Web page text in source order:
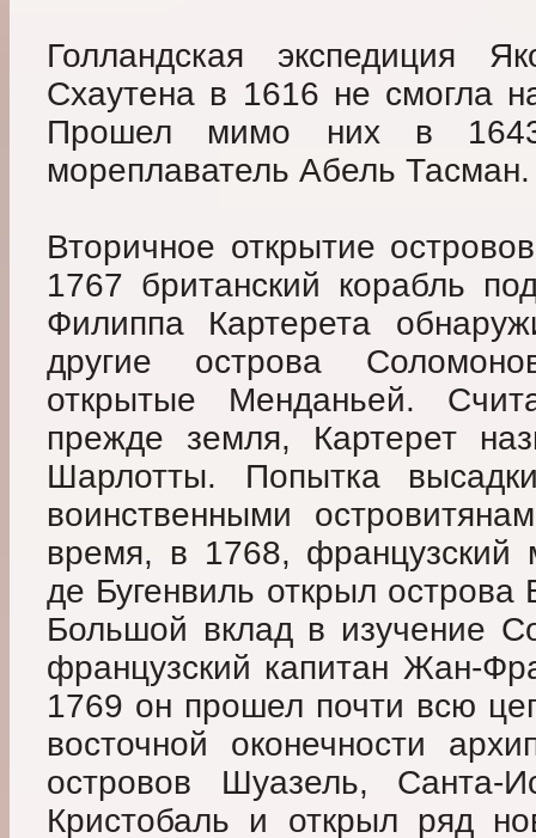
Голландская экспедиция
Схаутена в 1616 не смогла
Прошел мимо них в 1643
мореплаватель Абель Тасман.
Вторичное открытие
1767 британский корабль
Филиппа Картерета
другие острова
открытые Менданьей.
прежде земля, Картерет
Шарлотты. Попытка
воинственными
время, в 1768, французский
де Бугенвиль открыл
Большой вклад в изучение
французский капитан Жан-
1769 он прошел почти всю
восточной оконечности
островов Шуазель,
Кристобаль и открыл ряд